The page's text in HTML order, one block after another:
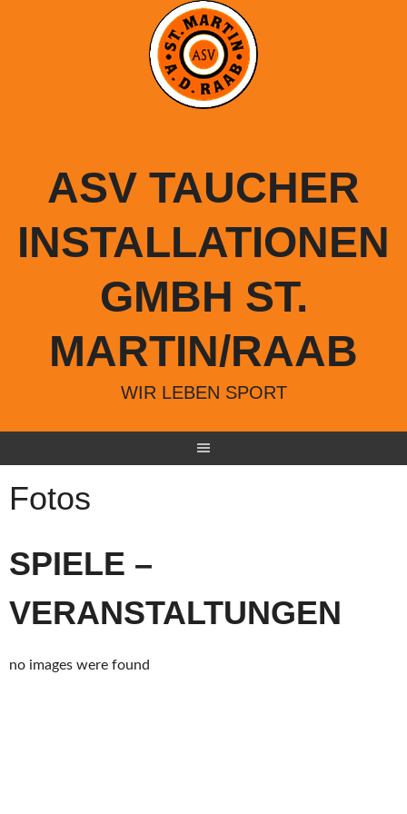
ASV TAUCHER
INSTALLATIONEN
GMBH ST.
MARTIN/RAAB
WIR LEBEN SPORT
Fotos
SPIELE –
VERANSTALTUNGEN
no images were found